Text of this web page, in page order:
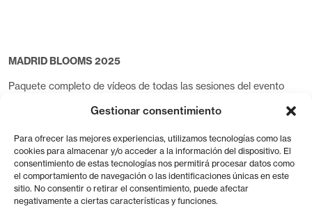
Gestionar consentimiento
Para ofrecer las mejores experiencias, utilizamos tecnologías como las
cookies para almacenar y/o acceder a la información del dispositivo. El
consentimiento de estas tecnologías nos permitirá procesar datos como
el comportamiento de navegación o las identificaciones únicas en este
sitio. No consentir o retirar el consentimiento, puede afectar
negativamente a ciertas características y funciones.
MADRID BLOOMS 2025
Paquete completo de vídeos de todas las sesiones del evento